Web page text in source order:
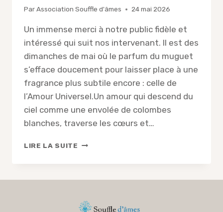
ParAssociation Souffle d'âmes 24 mai 2026
Un immense merci à notre public fidèle et
intéressé qui suit nos intervenant. Il est des
dimanches de mai où le parfum du muguet
s’efface doucement pour laisser place à une
fragrance plus subtile encore : celle de
l’Amour Universel.Un amour qui descend du
ciel comme une envolée de colombes
blanches, traverse les cœurs et…
LIRE LA SUITE COMPTE-
LE